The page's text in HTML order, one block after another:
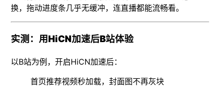
换，拖动进度条几乎无缓冲，连直播都能流畅看。
实测：用HiCN加速后B站体验
以B站为例，开启HiCN加速后：
首页推荐视频秒加载，封面图不再灰块